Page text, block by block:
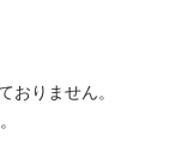
りません。